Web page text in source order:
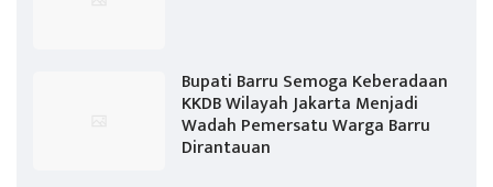
Bupati Barru Semoga Keberadaan
KKDB Wilayah Jakarta Menjadi
Wadah Pemersatu Warga Barru
Dirantauan